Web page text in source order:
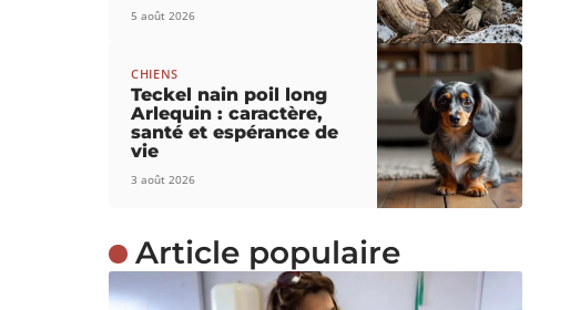
5 août 2026
CHIENS
Teckel nain poil long
Arlequin : caractère,
santé et espérance de
vie
3 août 2026
Article populaire